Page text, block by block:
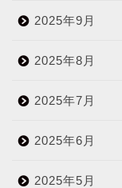
2025年9月
2025年8月
2025年7月
2025年6月
2025年5月